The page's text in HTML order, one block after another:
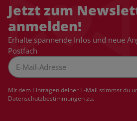
Jetzt zum
anmelden!
Erhalte spannende Infos und neue
Postfach
Mit dem Eintragen deiner E-Mail stimmst du
Datenschutzbestimmungenzu.